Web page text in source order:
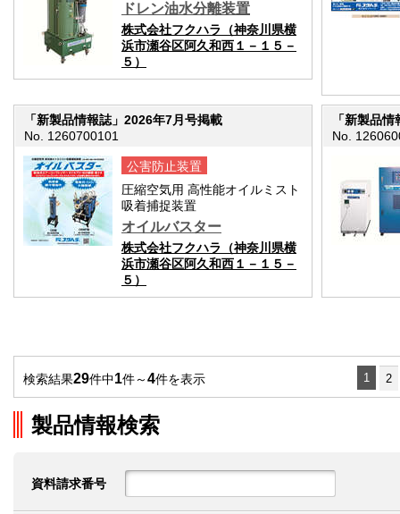
ドレン油水分離装置
株式会社フクハラ（神奈川県横
浜市瀬谷区阿久和西１－１５－
５）
「新製品情報誌」2026年7月号掲載
No. 1260700101
公害防止装置
圧縮空気用 高性能オイルミスト
吸着捕捉装置
オイルバスター
株式会社フクハラ（神奈川県横
浜市瀬谷区阿久和西１－１５－
５）
「新製品
No.
検索結果29件中1件～4件を表示 1 2
製品情報検索
資料請求番号